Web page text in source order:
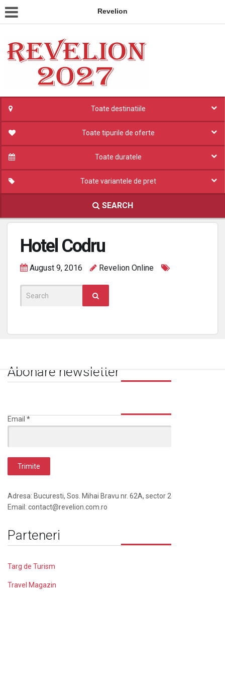
Revelion
Toate destinatiile
Toate tipurile de oferte
Toate duratele
Toate variantele de pret
SEARCH
Hotel Codru
August 9, 2016 Revelion Online
for:
Abonare newsletter
Email *
Adresa: Bucuresti, Sos. Mihai Bravu nr. 62A, sector 2
Email: contact@revelion.com.ro
Parteneri
Targ de Turism
Travel Magazin